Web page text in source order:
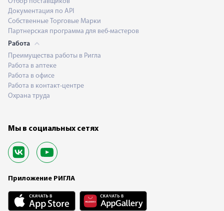
Документация по API
Собственные Торговые Марки
Партнерская программа для веб-мастеров
Работа
Преимущества работы в Ригла
Работа в аптеке
Работа в офисе
Работа в контакт-центре
Охрана труда
Мы в социальных сетях
Приложение РИГЛА